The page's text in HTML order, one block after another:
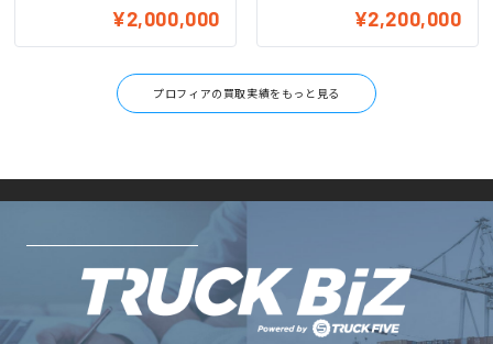
¥2,000,000 ¥2,200,000
プロフィアの買取実績をもっと見る